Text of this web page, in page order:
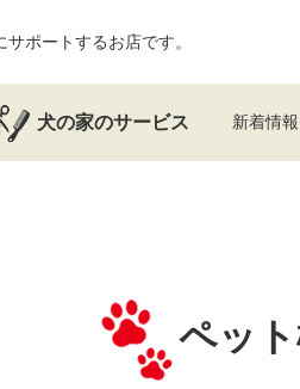
ポートするお店です。
犬の家のサービス 新着情報
ペッ